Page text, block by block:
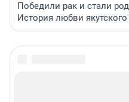
Победили рак и стали
История любви